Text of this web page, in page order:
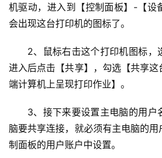
机驱动，进入到【控制面板】-【设
会出现这台打印机的图标了。
2、鼠标右击这个打印机图标，
进入后点击【共享】，勾选【共享这
端计算机上呈现打印作业】。
3、接下来要设置主电脑的用户
脑要共享连接，就必须有主电脑的
制面板的用户账户中设置。